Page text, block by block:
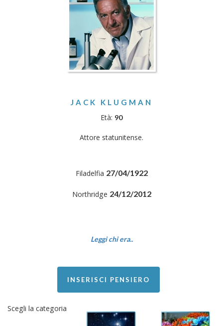
JACK KLUGMAN
Età: 90
Attore statunitense.
Filadelfia 27/04/1922
Northridge 24/12/2012
Leggi chi era..
INSERISCI PENSIERO
Scegli la categoria